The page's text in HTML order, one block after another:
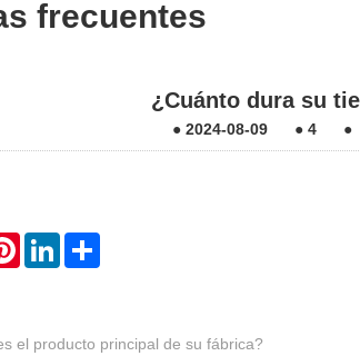
frecuentes
¿Cuánto dura su
● 2024-08-09 ● 4 ●
PinterestLinkedIn
el producto principal de su fábrica?